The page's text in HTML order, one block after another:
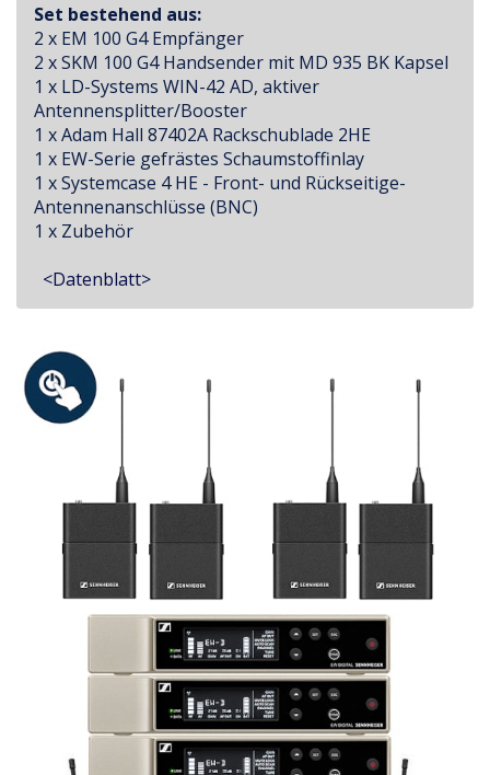
Set bestehend aus:
2 x EM 100 G4 Empfänger
2 x SKM 100 G4 Handsender mit MD 935 BK Kapsel
1 x LD-Systems WIN-42 AD, aktiver
Antennensplitter/Booster
1 x Adam Hall 87402A Rackschublade 2HE
1 x EW-Serie gefrästes Schaumstoffinlay
1 x Systemcase 4 HE - Front- und Rückseitige-
Antennenanschlüsse (BNC)
1 x Zubehör
<Datenblatt>